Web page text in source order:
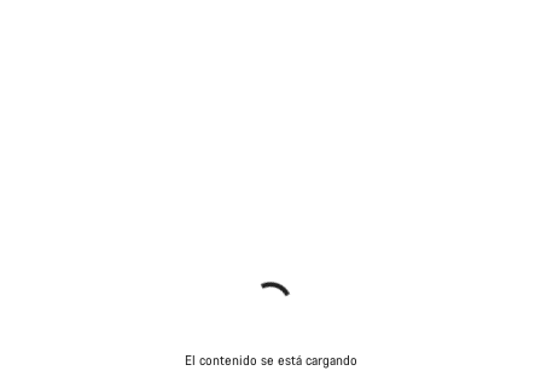
El contenido se está cargando